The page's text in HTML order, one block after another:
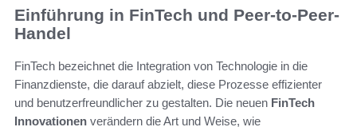
Einführung in FinTech und Peer-to-Peer-
Handel
FinTech bezeichnet die Integration von Technologie in die
Finanzdienste, die darauf abzielt, diese Prozesse effizienter
und benutzerfreundlicher zu gestalten. Die neuen FinTech
Innovationen verändern die Art und Weise, wie